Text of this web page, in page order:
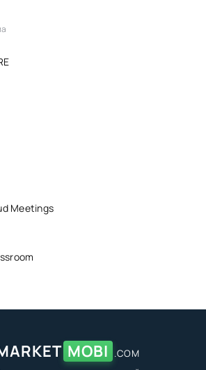
Meetings
MOBI .COM